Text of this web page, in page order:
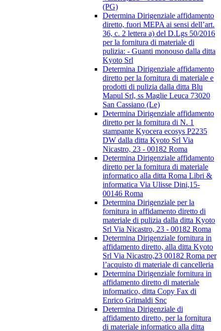
(PG)
Determina Dirigenziale affidamento
diretto, fuori MEPA ai sensi dell’art.
36, c. 2 lettera a) del D.Lgs 50/2016
per la fornitura di materiale di
pulizia: - Guanti monouso dalla ditta
Kyoto Srl
Determina Dirigenziale affidamento
diretto per la fornitura di materiale e
prodotti di pulizia dalla ditta Blu
Mapul Srl, ss Maglie Leuca 73020
San Cassiano (Le)
Determina Dirigenziale affidamento
diretto per la fornitura di N. 1
stampante Kyocera ecosys P2235
DW dalla ditta Kyoto Srl Via
Nicastro, 23 - 00182 Roma
Determina Dirigenziale affidamento
diretto per la fornitura di materiale
informatico alla ditta Roma Libri &
informatica Via Ulisse Dini,15-
00146 Roma
Determina Dirigenziale per la
fornitura in affidamento diretto di
materiale di pulizia dalla ditta Kyoto
Srl Via Nicastro, 23 - 00182 Roma
Determina Dirigenziale fornitura in
affidamento diretto, alla ditta Kyoto
Srl Via Nicastro,23 00182 Roma per
l’acquisto di materiale di cancelleria
Determina Dirigenziale fornitura in
affidamento diretto di materiale
informatico, ditta Copy Fax di
Enrico Grimaldi Snc
Determina Dirigenziale di
affidamento diretto, per la fornitura
di materiale informatico alla ditta